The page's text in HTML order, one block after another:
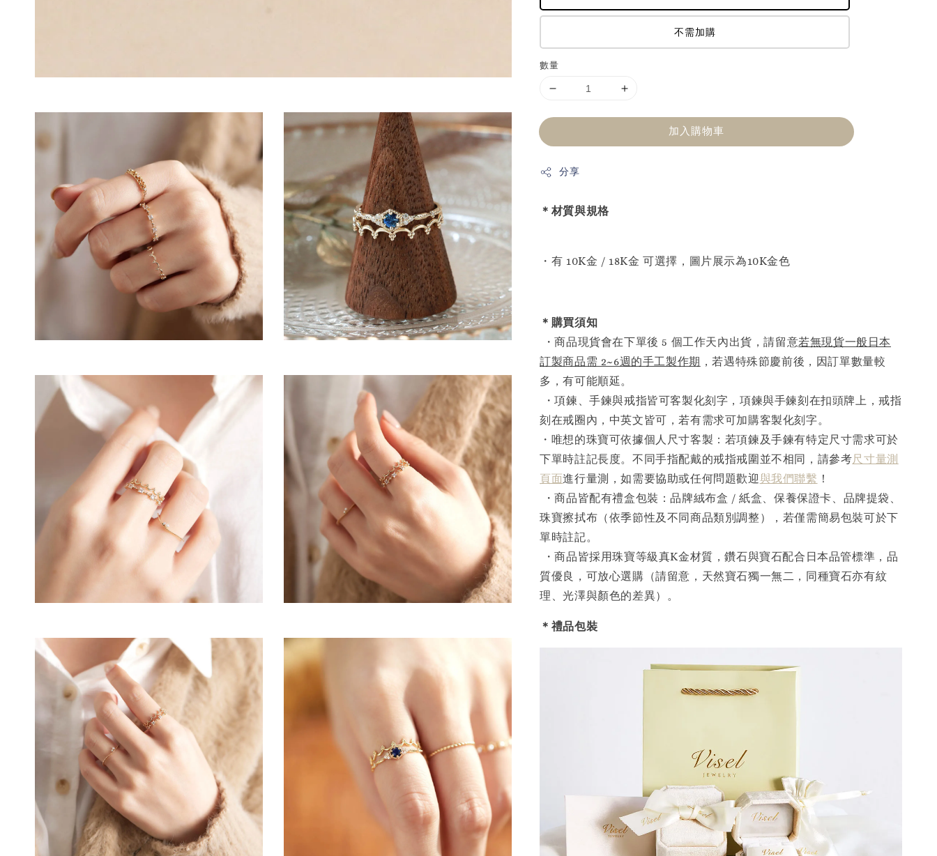
不需加購
數量
加入購物車
分享
＊材質與規格
・有 10K金 / 18K金 可選擇，圖片展示為10K金色
＊購買須知
・商品現貨會在下單後 5 個工作天內出貨，請留意若無現貨一般日本
訂製商品需 2~6週的手工製作期 ，若遇特殊節慶前後，因訂單數量較
多，有可能順延。
・項鍊、手鍊與戒指皆可客製化刻字，項鍊與手鍊刻在扣頭牌上，戒指
刻在戒圈內，中英文皆可，若有需求可加購客製化刻字。
・唯想的珠寶可依據個人尺寸客製：若項鍊及手鍊有特定尺寸需求可於
下單時註記長度。不同手指配戴的戒指戒圍並不相同，請參考尺寸量測
頁面進行量測，如需要協助或任何問題歡迎與我們聯繫 ！
・商品皆配有禮盒包裝：品牌絨布盒 / 紙盒、保養保證卡、品牌提袋、
珠寶擦拭布（依季節性及不同商品類別調整），若僅需簡易包裝可於下
單時註記。
・商品皆採用珠寶等級真K金材質，鑽石與寶石配合日本品管標準，品
質優良，可放心選購（請留意，天然寶石獨一無二，同種寶石亦有紋
理、光澤與顏色的差異）。
＊禮品包裝